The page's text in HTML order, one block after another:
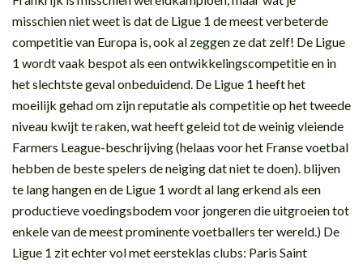
misschien niet weet is dat de Ligue 1 de meest verbeterde
competitie van Europa is, ook al zeggen ze dat zelf! De Ligue
1 wordt vaak bespot als een ontwikkelingscompetitie en in
het slechtste geval onbeduidend. De Ligue 1 heeft het
moeilijk gehad om zijn reputatie als competitie op het tweede
niveau kwijt te raken, wat heeft geleid tot de weinig vleiende
Farmers League-beschrijving (helaas voor het Franse voetbal
hebben de beste spelers de neiging dat niet te doen). blijven
te lang hangen en de Ligue 1 wordt al lang erkend als een
productieve voedingsbodem voor jongeren die uitgroeien tot
enkele van de meest prominente voetballers ter wereld.) De
Ligue 1 zit echter vol met eersteklas clubs: Paris Saint